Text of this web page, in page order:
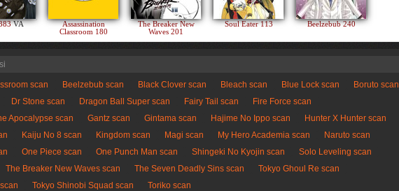
VA
Assassination
Classroom 180
The Breaker New
Waves 201
Soul Eater 113 Beelzebub 240
scan Beelzebub scan Black Clover scan Bleach scan Blue Lock scan
Boruto scan
Dr Stone scan Dragon Ball Super scan Fairy Tail scan
Fire Force scan
Apocalypse scan
Gantz scan Gintama scan Hajime No Ippo scan
Hunter X Hunter scan
Kaiju No 8 scan Kingdom scan Magi scan My Hero Academia scan
Naruto scan
One Piece scan One Punch Man scan Shingeki No Kyojin scan
Solo Leveling scan
The Breaker New Waves scan The Seven Deadly Sins scan
Tokyo Ghoul Re scan
Tokyo Shinobi Squad scan Toriko scan